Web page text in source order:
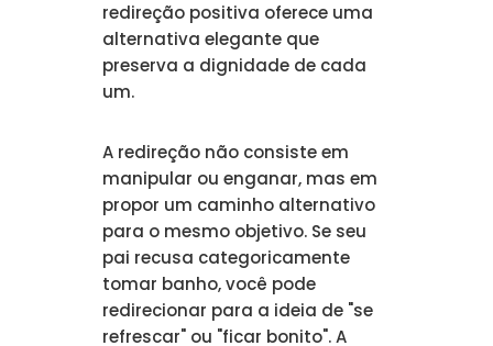
redireção positiva oferece uma
alternativa elegante que
preserva a dignidade de cada
um.
A redireção não consiste em
manipular ou enganar, mas em
propor um caminho alternativo
para o mesmo objetivo. Se seu
pai recusa categoricamente
tomar banho, você pode
redirecionar para a ideia de "se
refrescar" ou "ficar bonito". A